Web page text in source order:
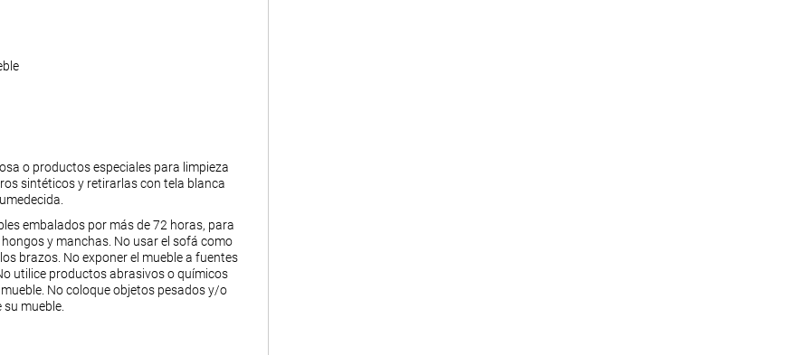
o productos especiales para limpieza
sintéticos y retirarlas con tela blanca
embalados por más de 72 horas, para
y manchas. No usar el sofá como
brazos. No exponer el mueble a fuentes
utilice productos abrasivos o químicos
No coloque objetos pesados y/o
mueble.